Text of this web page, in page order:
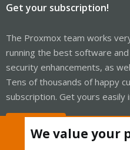
Get your subscription!
The Proxmox team works
running the best software
security enhancements, as
Tens of thousands of happy
subscription. Get yours easily
We value your